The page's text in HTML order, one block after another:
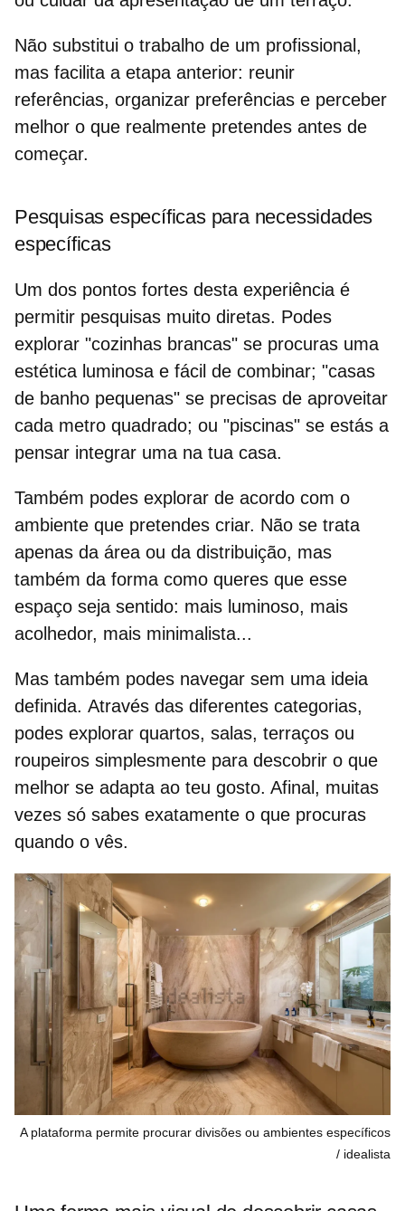
Não substitui o trabalho de um profissional,
mas facilita a etapa anterior: reunir
referências, organizar preferências e perceber
melhor o que realmente pretendes antes de
começar.
Pesquisas específicas para necessidades
específicas
Um dos pontos fortes desta experiência é
permitir pesquisas muito diretas. Podes
explorar "cozinhas brancas" se procuras uma
estética luminosa e fácil de combinar; "casas
de banho pequenas" se precisas de aproveitar
cada metro quadrado; ou "piscinas" se estás a
pensar integrar uma na tua casa.
Também podes explorar de acordo com o
ambiente que pretendes criar. Não se trata
apenas da área ou da distribuição, mas
também da forma como queres que esse
espaço seja sentido: mais luminoso, mais
acolhedor, mais minimalista...
Mas também podes navegar sem uma ideia
definida. Através das diferentes categorias,
podes explorar quartos, salas, terraços ou
roupeiros simplesmente para descobrir o que
melhor se adapta ao teu gosto. Afinal, muitas
vezes só sabes exatamente o que procuras
quando o vês.
A plataforma permite procurar divisões ou ambientes específicos
idealista